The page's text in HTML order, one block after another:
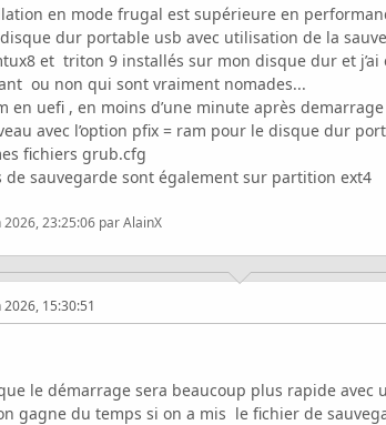
en mode frugal est supérieure en
dur portable usb avec utilisation de la
et triton 9 installés sur mon disque dur et
ou non qui sont vraiment nomades...
en uefi , en moins d’une minute après
avec l’option pfix = ram pour le disque dur
fichiers grub.cfg
de sauvegarde sont également sur partition ext4
2026, 23:25:06 par AlainX
15:30:51
le démarrage sera beaucoup plus rapide
gagne du temps si on a mis le fichier de